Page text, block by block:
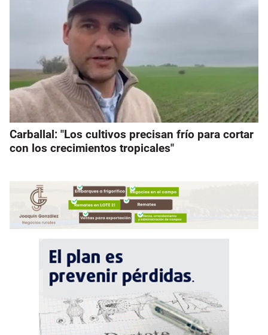
Carballal: "Los cultivos precisan frío para cortar
con los crecimientos tropicales"